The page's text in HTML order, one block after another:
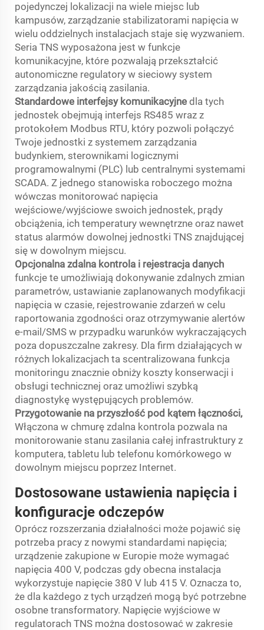
pojedynczej lokalizacji na wiele miejsc lub
kampusów, zarządzanie stabilizatorami napięcia w
wielu oddzielnych instalacjach staje się wyzwaniem.
Seria TNS wyposażona jest w funkcje
komunikacyjne, które pozwalają przekształcić
autonomiczne regulatory w sieciowy system
zarządzania jakością zasilania.
Standardowe interfejsy komunikacyjne dla tych
jednostek obejmują interfejs RS485 wraz z
protokołem Modbus RTU, który pozwoli połączyć
Twoje jednostki z systemem zarządzania
budynkiem, sterownikami logicznymi
programowalnymi (PLC) lub centralnymi systemami
SCADA. Z jednego stanowiska roboczego można
wówczas monitorować napięcia
wejściowe/wyjściowe swoich jednostek, prądy
obciążenia, ich temperatury wewnętrzne oraz nawet
status alarmów dowolnej jednostki TNS znajdującej
się w dowolnym miejscu.
Opcjonalna zdalna kontrola i rejestracja danych
funkcje te umożliwiają dokonywanie zdalnych zmian
parametrów, ustawianie zaplanowanych modyfikacji
napięcia w czasie, rejestrowanie zdarzeń w celu
raportowania zgodności oraz otrzymywanie alertów
e-mail/SMS w przypadku warunków wykraczających
poza dopuszczalne zakresy. Dla firm działających w
różnych lokalizacjach ta scentralizowana funkcja
monitoringu znacznie obniży koszty konserwacji i
obsługi technicznej oraz umożliwi szybką
diagnostykę występujących problemów.
Przygotowanie na przyszłość pod kątem łączności,
Włączona w chmurę zdalna kontrola pozwala na
monitorowanie stanu zasilania całej infrastruktury z
komputera, tabletu lub telefonu komórkowego w
dowolnym miejscu poprzez Internet.
Dostosowane ustawienia napięcia i
konfiguracje odczepów
Oprócz rozszerzania działalności może pojawić się
potrzeba pracy z nowymi standardami napięcia;
urządzenie zakupione w Europie może wymagać
napięcia 400 V, podczas gdy obecna instalacja
wykorzystuje napięcie 380 V lub 415 V. Oznacza to,
że dla każdego z tych urządzeń mogą być potrzebne
osobne transformatory. Napięcie wyjściowe w
regulatorach TNS można dostosować w zakresie